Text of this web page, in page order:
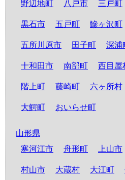
野辺地町 八戸市 三戸町
黒石市 五戸町 鰺ヶ沢町
五所川原市 田子町 深浦
十和田市 南部町 西目屋
階上町 藤崎町 六ヶ所村
大鰐町 おいらせ町
山形県
寒河江市
舟形町 上山市
村山市 大蔵村 大江町